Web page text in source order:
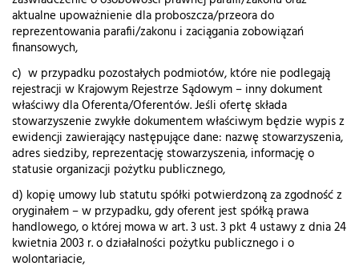
aktualne upoważnienie dla proboszcza/przeora do
reprezentowania parafii/zakonu i zaciągania zobowiązań
finansowych,
c) w przypadku pozostałych podmiotów, które nie podlegają
rejestracji w Krajowym Rejestrze Sądowym – inny dokument
właściwy dla Oferenta/Oferentów. Jeśli ofertę składa
stowarzyszenie zwykłe dokumentem właściwym będzie wypis z
ewidencji zawierający następujące dane: nazwę stowarzyszenia,
adres siedziby, reprezentację stowarzyszenia, informację o
statusie organizacji pożytku publicznego,
d) kopię umowy lub statutu spółki potwierdzoną za zgodność z
oryginałem – w przypadku, gdy oferent jest spółką prawa
handlowego, o której mowa w art. 3 ust. 3 pkt 4 ustawy z dnia 24
kwietnia 2003 r. o działalności pożytku publicznego i o
wolontariacie,